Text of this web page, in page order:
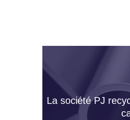
La société PJ